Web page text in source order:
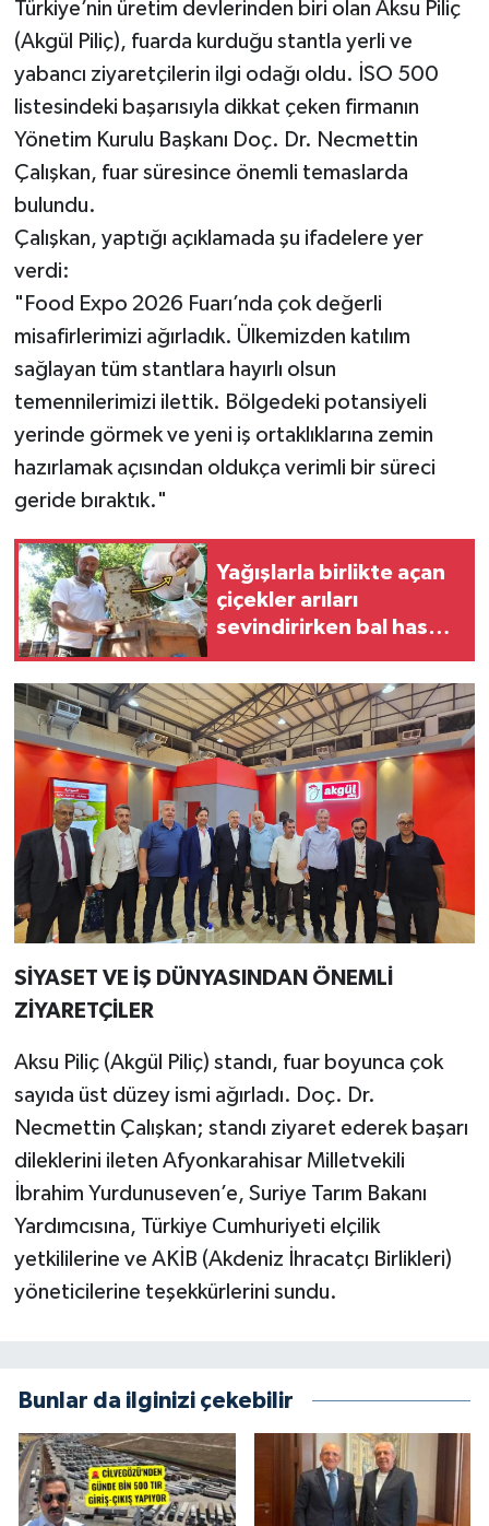
Türkiye’nin üretim devlerinden biri olan Aksu Piliç
(Akgül Piliç), fuarda kurduğu stantla yerli ve
yabancı ziyaretçilerin ilgi odağı oldu. İSO 500
listesindeki başarısıyla dikkat çeken firmanın
Yönetim Kurulu Başkanı Doç. Dr. Necmettin
Çalışkan, fuar süresince önemli temaslarda
bulundu.
Çalışkan, yaptığı açıklamada şu ifadelere yer
verdi:
"Food Expo 2026 Fuarı’nda çok değerli
misafirlerimizi ağırladık. Ülkemizden katılım
sağlayan tüm stantlara hayırlı olsun
temennilerimizi ilettik. Bölgedeki potansiyeli
yerinde görmek ve yeni iş ortaklıklarına zemin
hazırlamak açısından oldukça verimli bir süreci
geride bıraktık."
Yağışlarla birlikte açan
çiçekler arıları
sevindirirken bal hasadı
SİYASET VE İŞ DÜNYASINDAN ÖNEMLİ
ZİYARETÇİLER
Aksu Piliç (Akgül Piliç) standı, fuar boyunca çok
sayıda üst düzey ismi ağırladı. Doç. Dr.
Necmettin Çalışkan; standı ziyaret ederek başarı
dileklerini ileten Afyonkarahisar Milletvekili
İbrahim Yurdunuseven’e, Suriye Tarım Bakanı
Yardımcısına, Türkiye Cumhuriyeti elçilik
yetkililerine ve AKİB (Akdeniz İhracatçı Birlikleri)
yöneticilerine teşekkürlerini sundu.
Bunlar da ilginizi çekebilir